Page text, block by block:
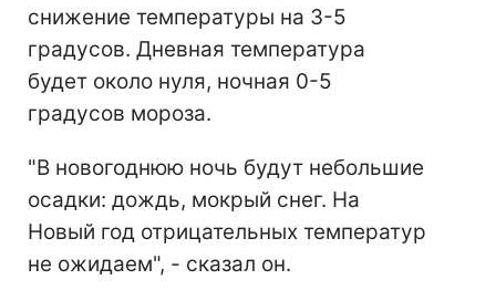
снижение температуры на 3-5
градусов. Дневная температура
будет около нуля, ночная 0-5
градусов мороза.
"В новогоднюю ночь будут небольшие
осадки: дождь, мокрый снег. На
Новый год отрицательных температур
не ожидаем", - сказал он.